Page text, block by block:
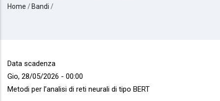
Briciole
Home / Bandi /
Data scadenza
Gio, 28/05/2026 - 00:00
Metodi per l’analisi di reti neurali di tipo BERT